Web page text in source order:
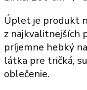
Úplet je produkt
z najkvalitnejších
príjemne hebký
látka pre tričká,
oblečenie.